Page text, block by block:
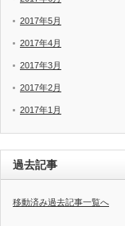
2017年5月
2017年4月
2017年3月
2017年2月
2017年1月
過去記事
移動済み過去記事一覧へ